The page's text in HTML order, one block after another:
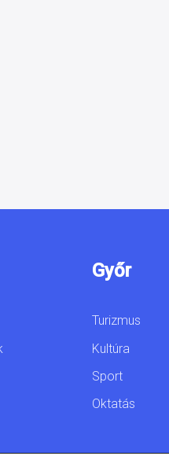
Győr
Turizmus
Kultúra
Sport
Oktatás